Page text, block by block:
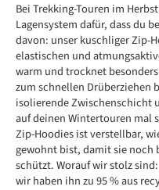
Bei Trekking-Touren im
Lagensystem dafür, dass du
davon: unser kuschliger Zip-
elastischen und
warm und trocknet
zum schnellen Drüberziehen
isolierende Zwischenschicht
auf deinen Wintertouren mal
Zip-Hoodies ist verstellbar,
gewohnt bist, damit sie noch
schützt. Worauf wir stolz sind:
wir haben ihn zu 95 % aus